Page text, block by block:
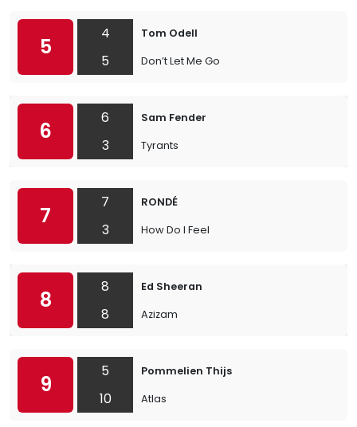
5
4
5
Tom Odell
Don’t Let Me Go
6
6
3
Sam Fender
Tyrants
7
7
3
RONDÉ
How Do I Feel
8
8
8
Ed Sheeran
Azizam
9
5
10
Pommelien Thijs
Atlas